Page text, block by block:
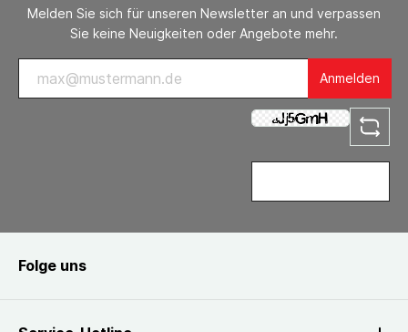
Melden Sie sich für unseren Newsletter an und verpassen
Sie keine Neuigkeiten oder Angebote mehr.
Anmelden
Folge uns